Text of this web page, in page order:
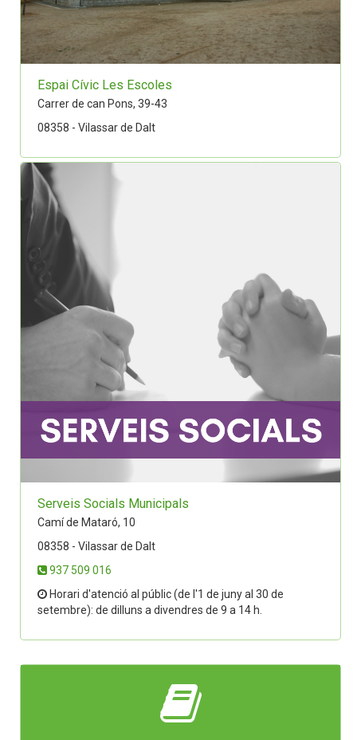
Espai Cívic Les Escoles
Carrer de can Pons, 39-43
08358 - Vilassar de Dalt
Serveis Socials Municipals
Camí de Mataró, 10
08358 - Vilassar de Dalt
937 509 016
Horari d'atenció al públic (de l'1 de juny al 30 de
setembre): de dilluns a divendres de 9 a 14 h.